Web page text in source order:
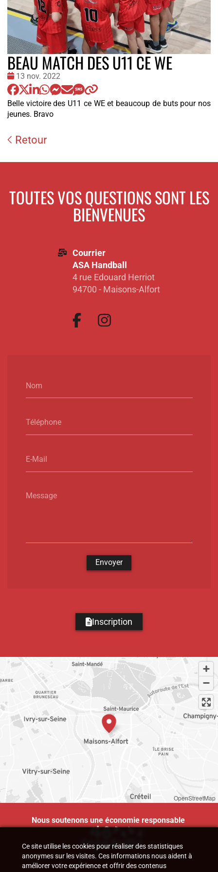
BEAU MATCH DES U11 CE WE
Date
:
13 nov. 2022
Belle victoire des U11 ce WE et beaucoup de buts pour nos
jeunes. Bravo
Retour
TOUTES VOS QUESTIONS SONT LES
BIENVENUES
Nom
Téléphone
E-Mail
Message
Envoyer
Courrier
ASA Handball
4 rue Edouard Herriot
94700 - Maisons-Alfort
Inscription
OpenStreetMap
Nous soutenons une économie responsable
Ce site utilise les cookies pour réaliser des statistiques
anonymes sur les visites. Ces informations nous aident à
améliorer votre expérience et offrir des contenus